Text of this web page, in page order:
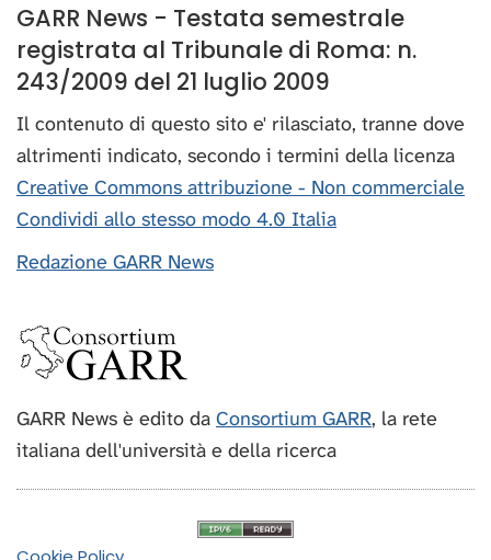
GARR News - Testata semestrale
registrata al Tribunale di Roma: n.
243/2009 del 21 luglio 2009
Il contenuto di questo sito e' rilasciato, tranne dove
altrimenti indicato, secondo i termini della licenza
Creative Commons attribuzione - Non commerciale
Condividi allo stesso modo 4.0 Italia
Redazione GARR News
GARR News è edito da Consortium GARR, la rete
italiana dell'università e della ricerca